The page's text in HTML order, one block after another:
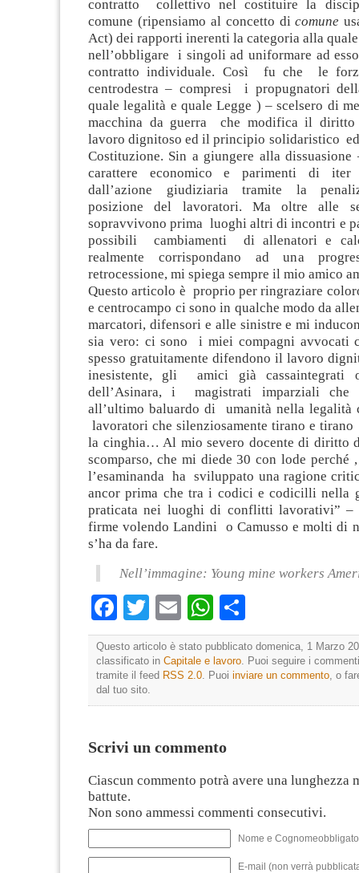
contratto collettivo nel costituire la
comune (ripensiamo al concetto dicomune
Act) dei rapporti inerenti la categoria alla
nell’obbligare i singoli ad uniformare ad
contratto individuale. Così fu che le
centrodestra – compresi i propugnatori
quale legalità e quale Legge ) – scelsero di
macchina da guerra che modifica il
lavoro dignitoso ed il principio solidaristico
Costituzione. Sin a giungere alla
carattere economico e parimenti di iter
dall’azione giudiziaria tramite la
posizione del lavoratori. Ma oltre alle
sopravvivono prima luoghi altri di incontri e
possibili cambiamenti di allenatori e
realmente corrispondano ad una
retrocessione, mi spiega sempre il mio amico
Questo articolo è proprio per ringraziare
e centrocampo ci sono in qualche modo da
marcatori, difensori e alle sinistre e mi
sia vero: ci sono i miei compagni avvocati
spesso gratuitamente difendono il lavoro
inesistente, gli amici già cassaintegrati
dell’Asinara, i magistrati imparziali che
all’ultimo baluardo di umanità nella legalità
lavoratori che silenziosamente tirano e
la cinghia… Al mio severo docente di diritto
scomparso, che mi diede 30 con lode perché
l’esaminanda ha sviluppato una ragione
ancor prima che tra i codici e codicilli nella
praticata nei luoghi di conflitti lavorativi”
firme volendo Landini o Camusso e molti di
s’ha da fare.
Nell’immagine: Young mine workers
Facebook
TwitterEmailWhatsApp
Questo articolo è stato pubblicato domenica, 1 Marzo
classificato in Capitale e lavoro . Puoi seguire i
tramite il feed RSS 2.0 . Puoi inviare un commento , o
dal tuo sito.
Scrivi un commento
Ciascun commento potrà avere una lunghezza
battute.
Non sono ammessi commenti consecutivi.
Nome e
E-mail (non verrà